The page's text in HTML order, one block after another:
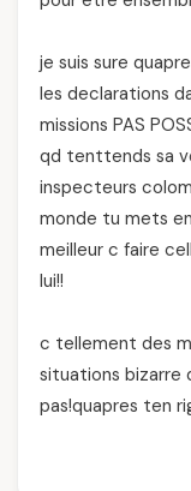
je suis sure
les declarations
missions PAS
qd tenttends sa
inspecteurs
monde tu mets
meilleur c faire
lui!!
c tellement des
situations bizarre
pas!quapres ten